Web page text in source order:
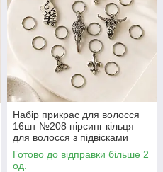
Набір прикрас для волосся
16шт №208 пірсинг кільця
для волосся з підвісками
Готово до відправки більше 2
од.